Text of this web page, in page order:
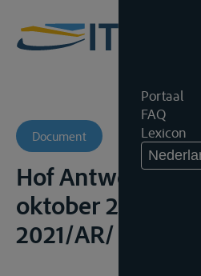
Portaal
FAQ
Lexicon
Document
Hof Antwerpen,
oktober 2022,
2021/AR/